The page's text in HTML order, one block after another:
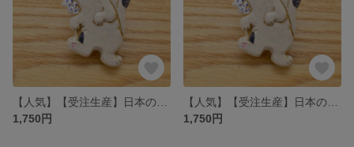
1,750円
1,750円